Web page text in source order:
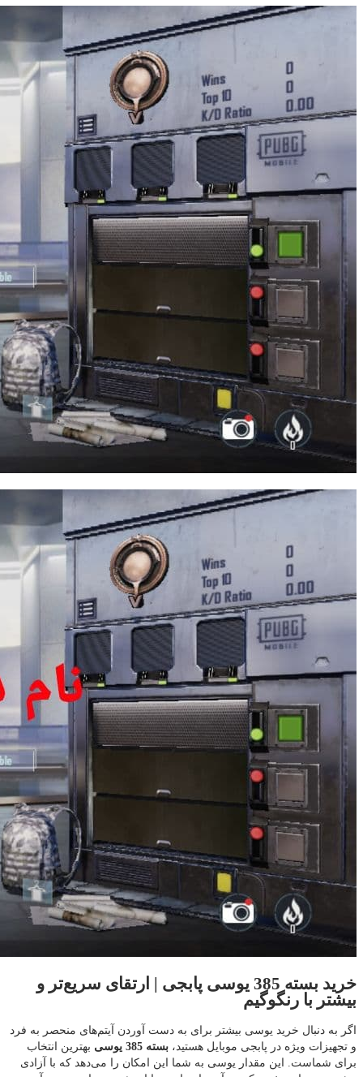
خرید بسته 385 یوسی پابجی | ارتقای سریع‌تر و
بیشتر با رنگوگیم
اگر به دنبال خرید یوسی بیشتر برای به دست آوردن آیتم‌های منحصر به فرد
و تجهیزات ویژه در پابجی موبایل هستید، بسته 385 یوسی
بهترین انتخاب
برای شماست. این مقدار یوسی به شما این امکان را می‌دهد که با آزادی